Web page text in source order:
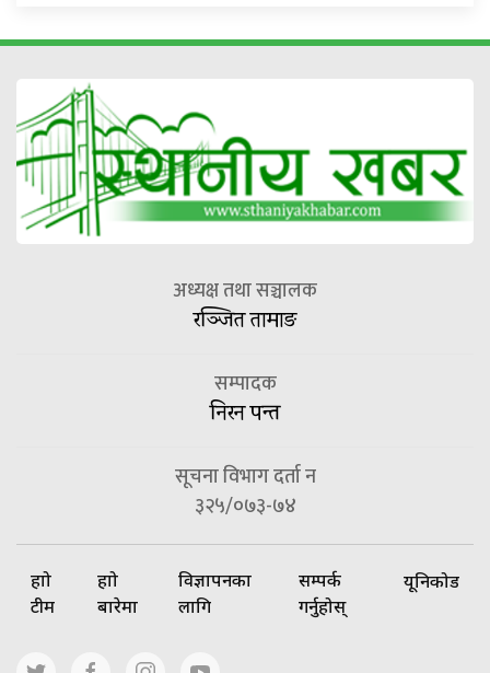
अध्यक्ष तथा सञ्चालक
रञ्जित तामाङ
सम्पादक
निरन पन्त
सूचना विभाग दर्ता न
३२५/०७३-७४
हाम्रो
टीम
हाम्रो
बारेमा
विज्ञापनका
लागि
सम्पर्क
गर्नुहोस्
यूनिकोड